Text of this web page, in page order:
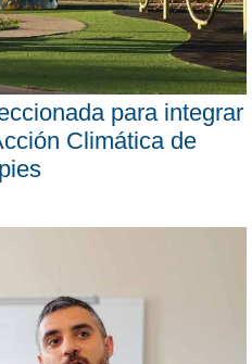
para integrar
Climática de